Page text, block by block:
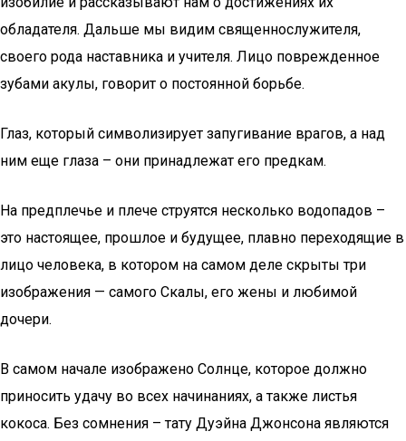
обладателя. Дальше мы видим священнослужителя,
своего рода наставника и учителя. Лицо поврежденное
зубами акулы, говорит о постоянной борьбе.
Глаз, который символизирует запугивание врагов, а над
ним еще глаза – они принадлежат его предкам.
На предплечье и плече струятся несколько водопадов –
это настоящее, прошлое и будущее, плавно переходящие в
лицо человека, в котором на самом деле скрыты три
изображения — самого Скалы, его жены и любимой
дочери.
В самом начале изображено Солнце, которое должно
приносить удачу во всех начинаниях, а также листья
кокоса. Без сомнения – тату Дуэйна Джонсона являются